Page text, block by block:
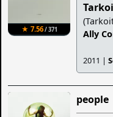
★ 7.56/ 371
Ally
2011 |
people